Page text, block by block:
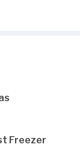
Freezer